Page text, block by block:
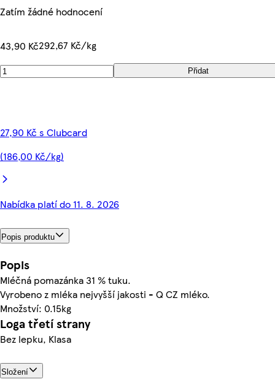
Zatím žádné hodnocení
43,90 Kč292,67 Kč/kg
Přidat
27,90 Kč s Clubcard
(186,00 Kč/kg)
Nabídka platí do 11. 8. 2026
Popis produktu
Popis
Mléčná pomazánka 31 % tuku.
Vyrobeno z mléka nejvyšší jakosti - Q CZ mléko.
Množství: 0.15kg
Loga třetí strany
Bez lepku, Klasa
Složení